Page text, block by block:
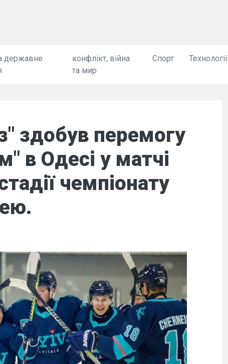
державне
конфлікт, війна
та мир
Спорт Технології
здобув перемогу
в Одесі у матчі
чемпіонату